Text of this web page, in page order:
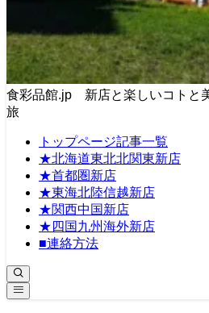
食彩品館.jp 新店と楽しいコトと
旅
トップページ記事一覧
★北海道東北北関東新店
★首都圏新店
★東海北陸信越新店
★関西中国新店
★四国九州海外新店
■連絡方法